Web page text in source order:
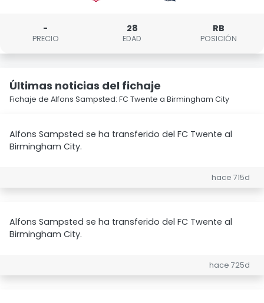
-
PRECIO
28
EDAD
RB
POSICIÓN
Últimas noticias del fichaje
Fichaje de Alfons Sampsted: FC Twente a Birmingham City
Alfons Sampsted se ha transferido del FC Twente al
Birmingham City.
hace 715d
Alfons Sampsted se ha transferido del FC Twente al
Birmingham City.
hace 725d